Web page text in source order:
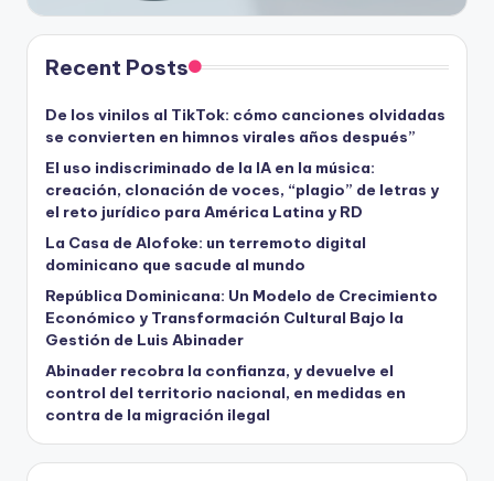
Recent Posts
De los vinilos al TikTok: cómo canciones olvidadas
se convierten en himnos virales años después”
El uso indiscriminado de la IA en la música:
creación, clonación de voces, “plagio” de letras y
el reto jurídico para América Latina y RD
La Casa de Alofoke: un terremoto digital
dominicano que sacude al mundo
República Dominicana: Un Modelo de Crecimiento
Económico y Transformación Cultural Bajo la
Gestión de Luis Abinader
Abinader recobra la confianza, y devuelve el
control del territorio nacional, en medidas en
contra de la migración ilegal